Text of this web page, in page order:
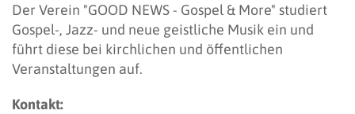
Der Verein "GOOD NEWS - Gospel & More" studiert
Gospel-, Jazz- und neue geistliche Musik ein und
führt diese bei kirchlichen und öffentlichen
Veranstaltungen auf.
Kontakt: